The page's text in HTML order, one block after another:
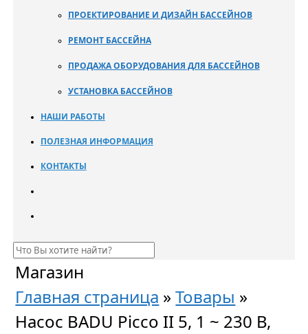
ПРОЕКТИРОВАНИЕ И ДИЗАЙН БАССЕЙНОВ
РЕМОНТ БАССЕЙНА
ПРОДАЖА ОБОРУДОВАНИЯ ДЛЯ БАССЕЙНОВ
УСТАНОВКА БАССЕЙНОВ
НАШИ РАБОТЫ
ПОЛЕЗНАЯ ИНФОРМАЦИЯ
КОНТАКТЫ
Магазин
Главная страница »Товары »
Насос BADU Picco II 5, 1 ~ 230 В,